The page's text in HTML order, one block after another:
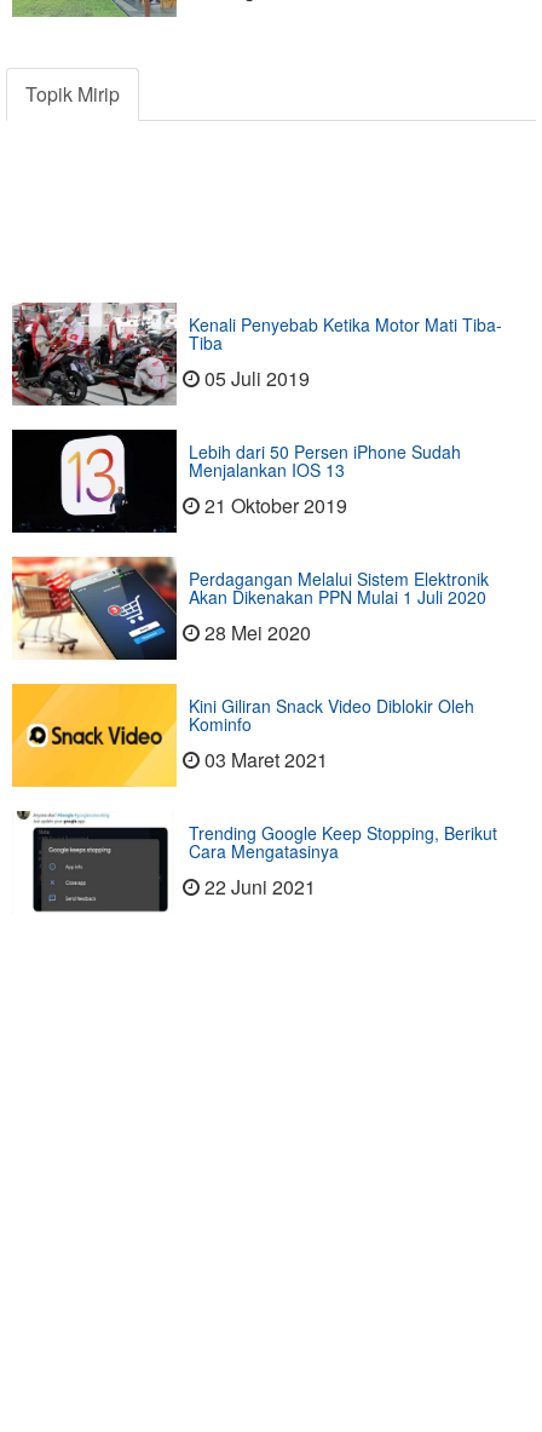
Topik Mirip
Kenali Penyebab Ketika Motor Mati Tiba-
Tiba
05 Juli 2019
Lebih dari 50 Persen iPhone Sudah
Menjalankan IOS 13
21 Oktober 2019
Perdagangan Melalui Sistem Elektronik
Akan Dikenakan PPN Mulai 1 Juli 2020
28 Mei 2020
Kini Giliran Snack Video Diblokir Oleh
Kominfo
03 Maret 2021
Trending Google Keep Stopping, Berikut
Cara Mengatasinya
22 Juni 2021